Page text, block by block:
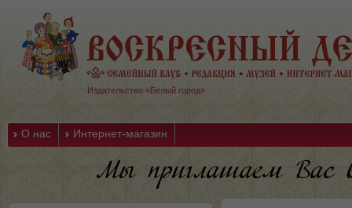
Издательство «Белый город»
О нас Интернет-магазин